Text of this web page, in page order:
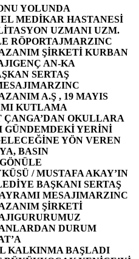
YOLUNDA
MEDİKAR HASTANESİ
UZMANI UZM.
RÖPORTAJMARZINC
ŞİRKETİ KURBAN
GENÇ AN-KA
SERTAŞ
MARZINC
A.Ş , 19 MAYIS
KUTLAMA
OKULLARA
GÜNDEMDEKİ YERİNİ
YÖN VEREN
BASIN
/ MUSTAFA AKAY’IN
BAŞKANI SERTAŞ
MESAJIMARZINC
ŞİRKETİ
GURURUMUZ
DURUM
KALKINMA BAŞLADI